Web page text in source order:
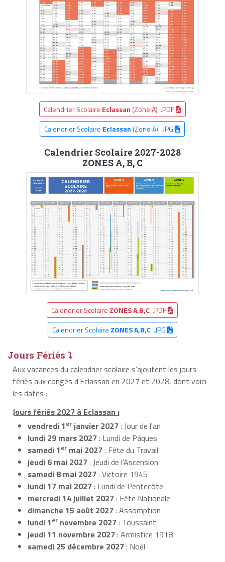
Calendrier Scolaire Eclassan (Zone A) .PDF
Calendrier Scolaire Eclassan(Zone A) .JPG
Calendrier Scolaire 2027-2028
ZONES A, B, C
Calendrier Scolaire ZONES A,B,C .PDF
Calendrier Scolaire ZONES A,B,C.JPG
Jours Fériés ⤵
Aux vacances du calendrier scolaire s’ajoutent les jours
fériés aux congés d'Eclassan en 2027 et 2028, dont voici
les dates :
Jours fériés 2027 à Eclassan :
vendredi 1er janvier 2027: Jour de l'an
lundi 29 mars 2027: Lundi de Pâques
samedi 1er mai 2027: Fête du Travail
jeudi 6 mai 2027: Jeudi de l'Ascension
samedi 8 mai 2027: Victoire 1945
lundi 17 mai 2027: Lundi de Pentecôte
mercredi 14 juillet 2027: Fête Nationale
dimanche 15 août 2027: Assomption
lundi 1er novembre 2027: Toussaint
jeudi 11 novembre 2027: Armistice 1918
samedi 25 décembre 2027: Noël